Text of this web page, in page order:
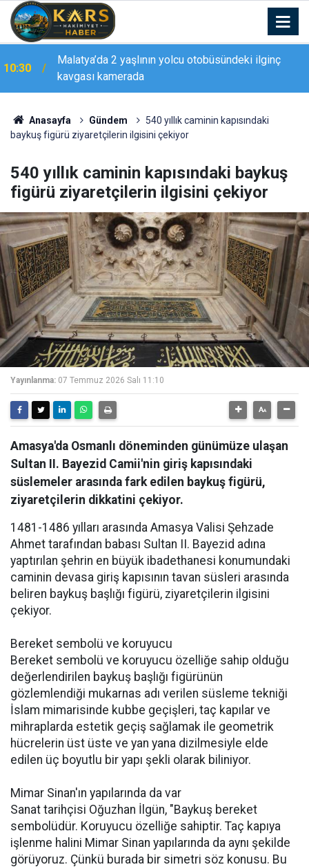
10:27
Akhundzada’dan Erzurumspor taraftarına mesaj:
"Geliyorum Dadaşlar!"
Anasayfa Gündem
540 yıllık caminin kapısındaki
baykuş figürü ziyaretçilerin ilgisini çekiyor
540 yıllık caminin kapısındaki baykuş
figürü ziyaretçilerin ilgisini çekiyor
Yayınlanma: 07 Temmuz 2026 Salı 11:10
Amasya'da Osmanlı döneminden günümüze ulaşan
Sultan II. Bayezid Camii'nin giriş kapısındaki
süslemeler arasında fark edilen baykuş figürü,
ziyaretçilerin dikkatini çekiyor.
1481-1486 yılları arasında Amasya Valisi Şehzade
Ahmet tarafından babası Sultan II. Bayezid adına
yaptırılan şehrin en büyük ibadethanesi konumundaki
caminin devasa giriş kapısının tavan süsleri arasında
beliren baykuş başlığı figürü, ziyaretçilerin ilgisini
çekiyor.
Bereket sembolü ve koruyucu
Bereket sembolü ve koruyucu özelliğe sahip olduğu
değerlendirilen baykuş başlığı figürünün
gözlemlendiği mukarnas adı verilen süsleme tekniği
İslam mimarisinde kubbe geçişleri, taç kapılar ve
mihraplarda estetik geçiş sağlamak ile geometrik
hücrelerin üst üste ve yan yana dizilmesiyle elde
edilen üç boyutlu bir yapı şekli olarak biliniyor.
Mimar Sinan'ın yapılarında da var
Sanat tarihçisi Oğuzhan İlgün, "Baykuş bereket
sembolüdür. Koruyucu özelliğe sahiptir. Taç kapıya
işlenme halini Mimar Sinan yapılarında da aynı şekilde
görüyoruz. Çünkü burada bir simetri söz konusu. Bu